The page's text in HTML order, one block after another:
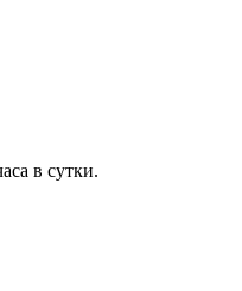
в сутки.